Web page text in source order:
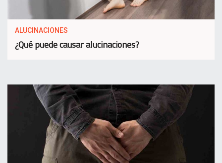
ALUCINACIONES
¿Qué puede causar alucinaciones?